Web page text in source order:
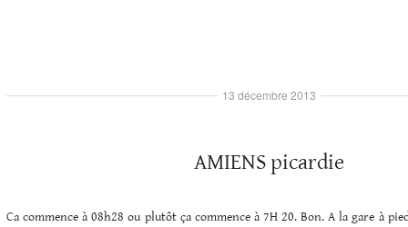
AMIENS picardie
Ca commence à 08h28 ou plutôt ça commence à 7H 20. Bon. A la gare à
13 décembre 2013